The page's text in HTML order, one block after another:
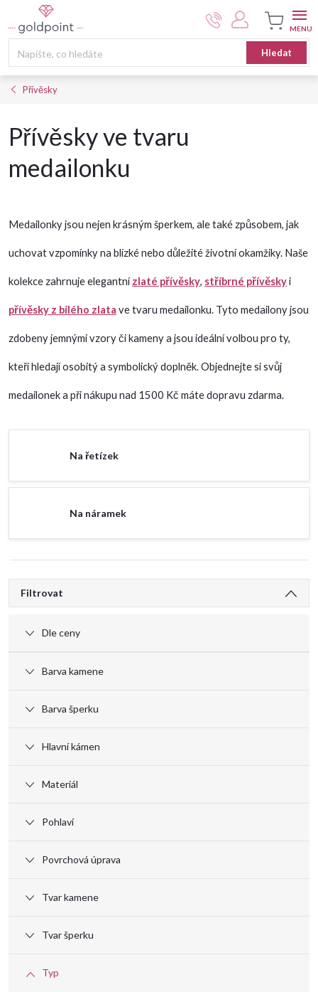
na
Hledat
Nákupní
košík
Přívěsky
Přívěsky ve tvaru
medailonku
Medailonky jsou nejen krásným šperkem, ale také způsobem, jak
uchovat vzpomínky na blízké nebo důležité životní okamžiky. Naše
kolekce zahrnuje elegantnízlaté přívěsky, stříbrné přívěskyi
přívěsky z bílého zlata ve tvaru medailonku. Tyto medailony jsou
zdobeny jemnými vzory či kameny a jsou ideální volbou pro ty,
kteří hledají osobitý a symbolický doplněk. Objednejte si svůj
medailonek a při nákupu nad 1500 Kč máte dopravu zdarma.
Na řetízek
Na náramek
Filtrovat
Dle ceny
Barva kamene
Barva šperku
Hlavní kámen
Materiál
Pohlaví
Povrchová úprava
Tvar kamene
Tvar šperku
Typ
V